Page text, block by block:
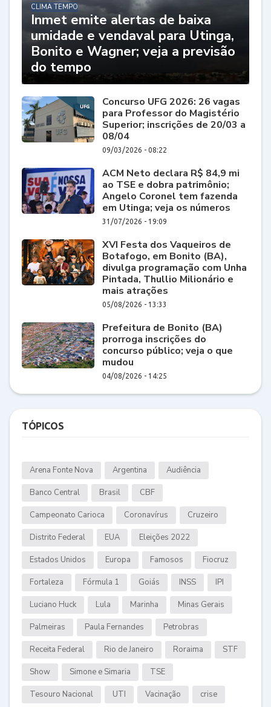
CLIMA TEMPO
Inmet emite alertas de baixa
umidade e vendaval para Utinga,
Bonito e Wagner; veja a previsão
do tempo
Concurso UFG 2026: 26 vagas
para Professor do Magistério
Superior; inscrições de 20/03 a
08/04
09/03/2026 - 08:22
ACM Neto declara R$ 84,9 mi
ao TSE e dobra patrimônio;
Angelo Coronel tem fazenda
em Utinga; veja os números
31/07/2026 - 19:09
XVI Festa dos Vaqueiros de
Botafogo, em Bonito (BA),
divulga programação com Unha
Pintada, Thullio Milionário e
mais atrações
05/08/2026 - 13:33
Prefeitura de Bonito (BA)
prorroga inscrições do
concurso público; veja o que
mudou
04/08/2026 - 14:25
TÓPICOS
Arena Fonte Nova Argentina Audiência
Banco Central Brasil CBF
Campeonato Carioca Coronavírus Cruzeiro
Distrito Federal EUA Eleições 2022
Estados Unidos Europa Famosos Fiocruz
Fortaleza Fórmula 1 Goiás INSS IPI
Luciano Huck Lula Marinha Minas Gerais
Palmeiras Paula Fernandes Petrobras
Receita Federal Rio de Janeiro Roraima STF
Show Simone e Simaria TSE
Tesouro Nacional UTI Vacinação crise